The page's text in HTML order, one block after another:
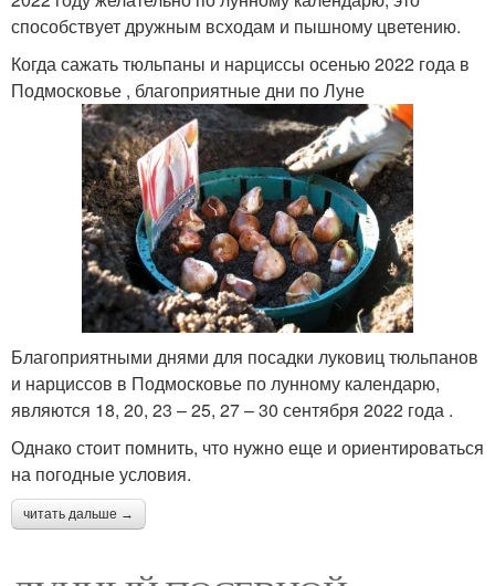
способствует дружным всходам и пышному цветению.
Когда сажать тюльпаны и нарциссы осенью 2022 года в
Подмосковье , благоприятные дни по Луне
Благоприятными днями для посадки луковиц тюльпанов
и нарциссов в Подмосковье по лунному календарю,
являются 18, 20, 23 – 25, 27 – 30 сентября 2022 года .
Однако стоит помнить, что нужно еще и ориентироваться
на погодные условия.
читать дальше →